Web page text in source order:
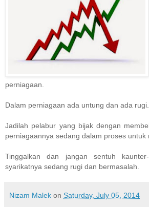
perniagaan.
Dalam perniagaan ada untung dan ada rugi.
Jadilah pelabur yang bijak dengan
perniagaannya sedang dalam proses untuk
Tinggalkan dan jangan sentuh
syarikatnya sedang rugi dan bermasalah.
Nizam Malek on Saturday, July 05, 2014